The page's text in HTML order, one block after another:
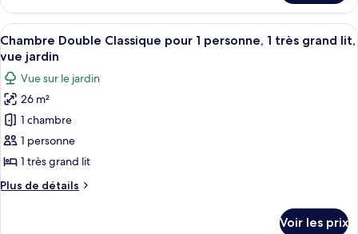
Classique,
2
grands
lits
(3
adults)
le
type
de
chambre
Chambre
Quadruple
Classique,
2
grands
lits
adults)
Afficher
toutes
les
photos
pour
ce
type
de
chambre :
Chambre
Une chambre d’hôtel avec un lit,
6
Chambre Double Classique pour 1 personne, 1 très grand lit,
vue jardin
Vue sur le jardin
26 m²
1 chambre
1 personne
1 très grand lit
Plus de détails
Plus
Voir les prix